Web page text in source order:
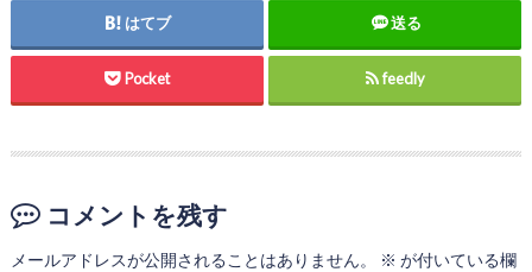
はてブ 送る
Pocket feedly
コメントを残す
メールアドレスが公開されることはありません。 ※ が付いている欄